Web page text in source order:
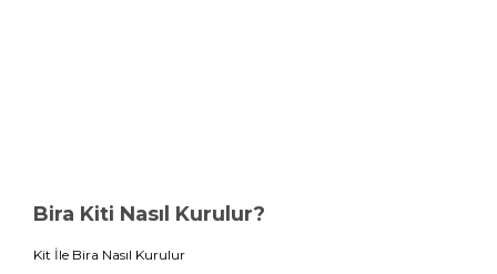
Bira Kiti Nasıl Kurulur?
Kit İle Bira Nasıl Kurulur